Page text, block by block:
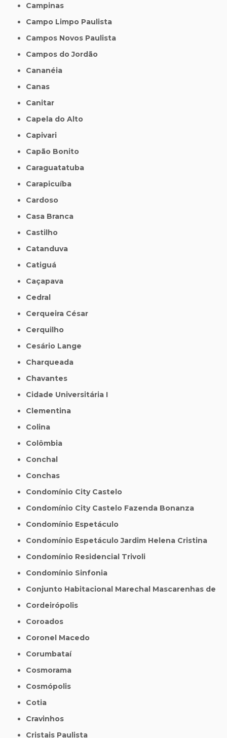
Campinas
Campo Limpo Paulista
Campos Novos Paulista
Campos do Jordão
Cananéia
Canas
Canitar
Capela do Alto
Capivari
Capão Bonito
Caraguatatuba
Carapicuíba
Cardoso
Casa Branca
Castilho
Catanduva
Catiguá
Caçapava
Cedral
Cerqueira César
Cerquilho
Cesário Lange
Charqueada
Chavantes
Cidade Universitária I
Clementina
Colina
Colômbia
Conchal
Conchas
Condomínio City Castelo
Condomínio City Castelo Fazenda Bonanza
Condomínio Espetáculo
Condomínio Espetáculo Jardim Helena Cristina
Condomínio Residencial Trivoli
Condomínio Sinfonia
Conjunto Habitacional Marechal Mascarenhas de
Cordeirópolis
Coroados
Coronel Macedo
Corumbataí
Cosmorama
Cosmópolis
Cotia
Cravinhos
Cristais Paulista